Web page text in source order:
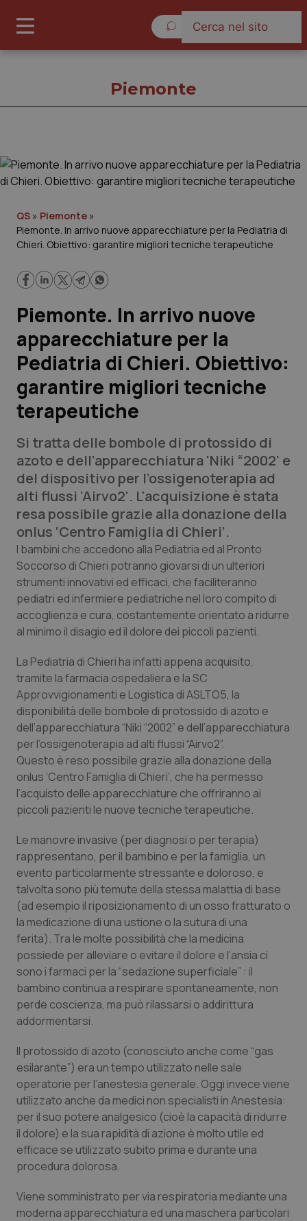
Governo e Parlamento
Regioni e Asl
Lavoro e Professioni
Scienza e Farmaci
Studi e Analisi
Lettere al direttore
Edizioni Regionali
QS Pro
Professionisti Sanitari.AI
Abruzzo
Basilicata
Calabria
Campania
Emilia-Romagna
Friuli Venezia Giulia
Lazio
Liguria
Lombardia
Marche
Molise
Piemonte
Provincia Autonoma di Bolzano
Provincia Autonoma di Trento
Puglia
Sardegna
Sicilia
Toscana
Umbria
QS Pro Gold
Artrite & artrosi
Asma & BPCO
Car-T
Colesterolo & coronaropatie
Dermatite Atopica
Diabete & glucometri
Disturbi dell’umore
Dolore
Donna & Salute
Epatiti
HIV
Infezioni & Febbre
Ipertensione & Scompenso
Malattie rare
Malattia di Crohn & Rettocolite Ulcerosa
Neuroscienze & patologie neurodegenerative
Obesità
Oftalmologia
QS Club Newsletter
Piemonte
QS » Piemonte »
Piemonte. In arrivo nuove apparecchiature per la Pediatria di
Chieri. Obiettivo: garantire migliori tecniche terapeutiche
Piemonte. In arrivo nuove
apparecchiature per la
Pediatria di Chieri. Obiettivo:
garantire migliori tecniche
terapeutiche
Si tratta delle bombole di protossido di
azoto e dell’apparecchiatura 'Niki “2002' e
del dispositivo per l’ossigenoterapia ad
alti flussi 'Airvo2'. L'acquisizione è stata
resa possibile grazie alla donazione della
onlus ‘Centro Famiglia di Chieri’.
I bambini che accedono alla Pediatria ed al Pronto
Soccorso di Chieri potranno giovarsi di un ulteriori
strumenti innovativi ed efficaci, che faciliteranno
pediatri ed infermiere pediatriche nel loro compito di
accoglienza e cura, costantemente orientato a ridurre
al minimo il disagio ed il dolore dei piccoli pazienti.
La Pediatria di Chieri ha infatti appena acquisito,
tramite la farmacia ospedaliera e la SC
Approvvigionamenti e Logistica di ASLTO5, la
disponibilità delle bombole di protossido di azoto e
dell’apparecchiatura “Niki “2002” e dell’apparecchiatura
per l’ossigenoterapia ad alti flussi “Airvo2”.
Questo è reso possibile grazie alla donazione della
onlus ‘Centro Famiglia di Chieri’, che ha permesso
l’acquisto delle apparecchiature che offriranno ai
piccoli pazienti le nuove tecniche terapeutiche.
Le manovre invasive (per diagnosi o per terapia)
rappresentano, per il bambino e per la famiglia, un
evento particolarmente stressante e doloroso, e
talvolta sono più temute della stessa malattia di base
(ad esempio il riposizionamento di un osso fratturato o
la medicazione di una ustione o la sutura di una
ferita). Tra le molte possibilità che la medicina
possiede per alleviare o evitare il dolore e l’ansia ci
sono i farmaci per la “sedazione superficiale” : il
bambino continua a respirare spontaneamente, non
perde coscienza, ma può rilassarsi o addirittura
addormentarsi.
Il protossido di azoto (conosciuto anche come “gas
esilarante”) era un tempo utilizzato nelle sale
operatorie per l’anestesia generale. Oggi invece viene
utilizzato anche da medici non specialisti in Anestesia:
per il suo potere analgesico (cioè la capacità di ridurre
il dolore) e la sua rapidità di azione è molto utile ed
efficace se utilizzato subito prima e durante una
procedura dolorosa.
Viene somministrato per via respiratoria mediante una
moderna apparecchiatura ed una maschera particolari